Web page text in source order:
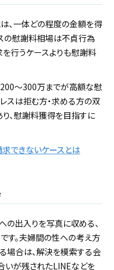
、一体どの程度の金額を得
の慰謝料相場は不貞行為
を行うケースよりも慰謝料
200～300万までが高額な慰
スは拒む方・求める方の双
、慰謝料獲得を目指すに
できないケースとは
の出入りを写真に収める、
す。夫婦間の性への考え方
場合は、解決を模索する会
いが残されたLINEなどを